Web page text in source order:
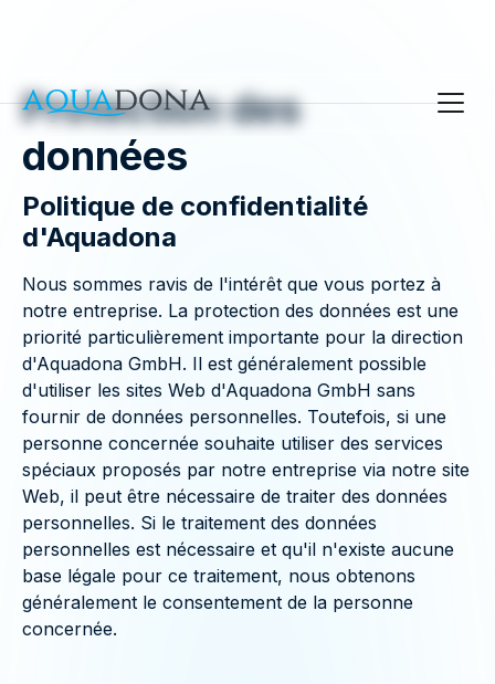
Protection des
données
Politique de confidentialité
d'Aquadona
Nous sommes ravis de l'intérêt que vous portez à
notre entreprise. La protection des données est une
priorité particulièrement importante pour la direction
d'Aquadona GmbH. Il est généralement possible
d'utiliser les sites Web d'Aquadona GmbH sans
fournir de données personnelles. Toutefois, si une
personne concernée souhaite utiliser des services
spéciaux proposés par notre entreprise via notre site
Web, il peut être nécessaire de traiter des données
personnelles. Si le traitement des données
personnelles est nécessaire et qu'il n'existe aucune
base légale pour ce traitement, nous obtenons
généralement le consentement de la personne
concernée.